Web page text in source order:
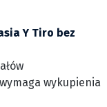
Y Tiro bez
wykupienia